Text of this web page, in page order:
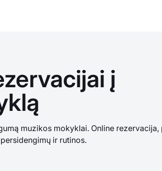
į
muzikos mokyklai. Online rezervacija,
ir rutinos.